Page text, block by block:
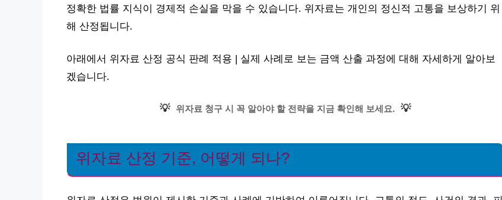
정확한 법률 지식이 경제적 손실을 막을 수 있습니다. 위자료는 개인의 정신적 고통을 보상하기 위
해 산정됩니다.
아래에서 위자료 산정 공식 판례 적용 | 실제 사례로 보는 금액 산출 과정에 대해 자세하게 알아보
겠습니다.
💡 위자료 청구 시 꼭 알아야 할 전략을 지금 확인해 보세요. 💡
위자료 산정 기준, 어떻게 되나?